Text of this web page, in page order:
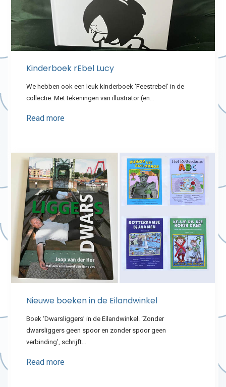
Kinderboek rEbel Lucy
We hebben ook een leuk kinderboek ‘Feestrebel’ in de
collectie. Met tekeningen van illustrator (en…
Read more
Nieuwe boeken in de Eilandwinkel
Boek ‘Dwarsliggers’ in de Eilandwinkel. ‘Zonder
dwarsliggers geen spoor en zonder spoor geen
verbinding’, schrijft…
Read more